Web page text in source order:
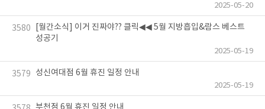
2025-05-20
3580
[월간소식] 이거 진짜야?? 클릭◀◀ 5월 지방흡입&람스 베스트
성공기
2025-05-19
3579 성신여대점 6월 휴진 일정 안내
2025-05-19